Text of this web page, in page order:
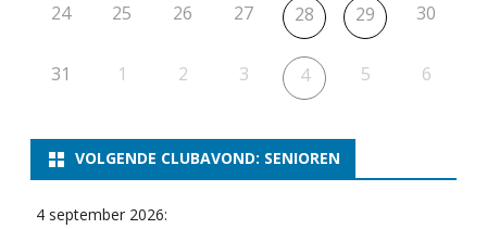
24 25 26 27 28 29 30
31 1 2 3 4 5 6
VOLGENDE CLUBAVOND: SENIOREN
4 september 2026: